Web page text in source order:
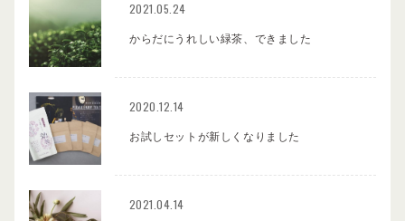
2021.05.24
からだにうれしい緑茶、できました
2020.12.14
お試しセットが新しくなりました
2021.04.14